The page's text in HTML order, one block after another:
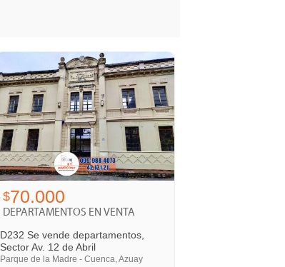
$70.000
DEPARTAMENTOS EN VENTA
D232 Se vende departamentos,
Sector Av. 12 de Abril
Parque de la Madre - Cuenca, Azuay